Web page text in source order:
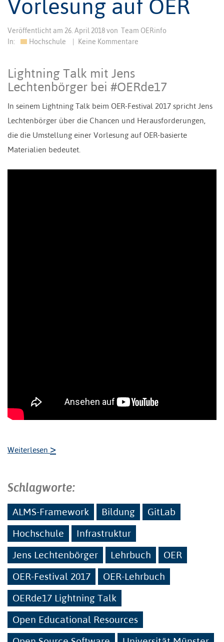
Vorlesung auf OER
Veröffentlicht am 26. April 2018von Team OERinfo
In:
Hochschule Keine Kommentare
Lightning Talk mit Jens
Lechtenbörger bei #OERde17
In seinem Lightning Talk beim OER-Festival 2017 spricht Jens
Lechtenbörger über die Chancen und Herausforderungen,
die die Umstellung einer Vorlesung auf OER-basierte
Materialien bedeutet.
Weiterlesen >
Schlagworte:
ALMS-Framework Bildung
GitLab
Hochschule
Infrastruktur
Jens Lechtenbörger
Lehrbuch
OER
OER-Festival 2017
OER-Lehrbuch
OERde17 Lightning Talk
Open Educational Resources